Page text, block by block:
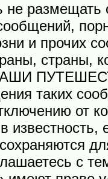
не
и прочих
страны,
таких
от
с